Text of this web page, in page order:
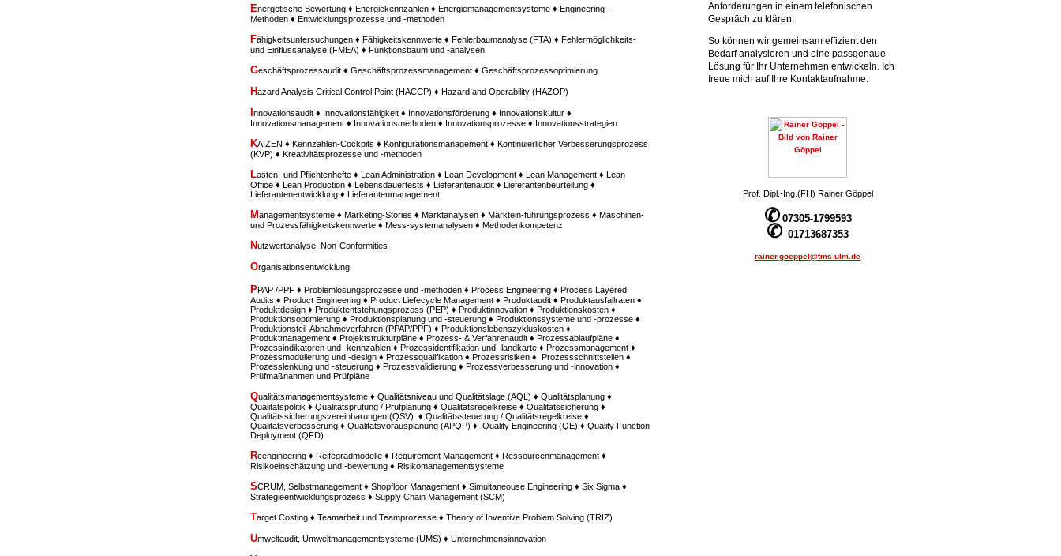
Energetische Bewertung ♦ Energiekennzahlen ♦ Energiemanagementsysteme ♦ Engineering -
Methoden ♦ Entwicklungsprozesse und -methoden
Fähigkeitsuntersuchungen ♦ Fähigkeitskennwerte ♦ Fehlerbaumanalyse (FTA) ♦ Fehlermöglichkeits-
und Einflussanalyse (FMEA) ♦ Funktionsbaum und -analysen
Geschäftsprozessaudit ♦ Geschäftsprozessmanagement ♦ Geschäftsprozessoptimierung
Hazard Analysis Critical Control Point (HACCP) ♦ Hazard and Operability (HAZOP)
nnovationsaudit ♦ Innovationsfähigkeit ♦ Innovationsförderung ♦ Innovationskultur ♦
Innovationsmanagement ♦ Innovationsmethoden ♦ Innovationsprozesse ♦ Innovationsstrategien
KAIZEN ♦ Kennzahlen-Cockpits ♦ Konfigurationsmanagement ♦ Kontinuierlicher Verbesserungsprozess
(KVP) ♦ Kreativitätsprozesse und -methoden
Lasten- und Pflichtenhefte ♦ Lean Administration ♦ Lean Development ♦ Lean Management ♦ Lean
Office ♦ Lean Production ♦ Lebensdauertests ♦ Lieferantenaudit ♦ Lieferantenbeurteilung ♦
Lieferantenentwicklung ♦ Lieferantenmanagement
Managementsysteme ♦ Marketing-Stories ♦ Marktanalysen ♦ Marktein-führungsprozess ♦ Maschinen-
und Prozessfähigkeitskennwerte ♦ Mess-systemanalysen ♦ Methodenkompetenz
Nutzwertanalyse, Non-Conformities
Organisationsentwicklung
PPAP /PPF ♦ Problemlösungsprozesse und -methoden ♦ Process Engineering ♦ Process Layered
Audits ♦ Product Engineering ♦ Product Liefecycle Management ♦ Produktaudit ♦ Produktausfallraten ♦
Produktdesign ♦ Produktentstehungsprozess (PEP) ♦ Produktinnovation ♦ Produktionskosten ♦
Produktionsoptimierung ♦ Produktionsplanung und -steuerung ♦ Produktionssysteme und -prozesse ♦
Produktionsteil-Abnahmeverfahren (PPAP/PPF) ♦ Produktionslebenszykluskosten ♦
Produktmanagement ♦ Projektstrukturpläne ♦ Prozess- & Verfahrenaudit ♦ Prozessablaufpläne ♦
Prozessindikatoren und -kennzahlen ♦ Prozessidentifikation und -landkarte ♦ Prozessmanagement ♦
Prozessmodulierung und -design ♦ Prozessqualifikation ♦ Prozessrisiken ♦ Prozessschnittstellen ♦
Prozesslenkung und -steuerung ♦ Prozessvalidierung ♦ Prozessverbesserung und -innovation ♦
Prüfmaßnahmen und Prüfpläne
Qualitätsmanagementsysteme ♦ Qualitätsniveau und Qualitätslage (AQL) ♦ Qualitätsplanung ♦
Qualitätspolitik ♦ Qualitätsprüfung / Prüfplanung ♦ Qualitätsregelkreise ♦ Qualitätssicherung ♦
Qualitätssicherungsvereinbarungen (QSV) ♦ Qualitätssteuerung / Qualitätsregelkreise ♦
Qualitätsverbesserung ♦ Qualitätsvorausplanung (APQP) ♦ Quality Engineering (QE) ♦ Quality Function
Deployment (QFD)
Reengineering ♦ Reifegradmodelle ♦ Requirement Management ♦ Ressourcenmanagement ♦
Risikoeinschätzung und -bewertung ♦ Risikomanagementsysteme
SCRUM, Selbstmanagement ♦ Shopfloor Management ♦ Simultaneouse Engineering ♦ Six Sigma ♦
Strategieentwicklungsprozess ♦ Supply Chain Management (SCM)
Target Costing ♦ Teamarbeit und Teamprozesse ♦ Theory of Inventive Problem Solving (TRIZ)
Umweltaudit, Umweltmanagementsysteme (UMS) ♦ Unternehmensinnovation
Anforderungen in einem telefonischen
Gespräch zu klären.
So können wir gemeinsam effizient den
Bedarf analysieren und eine passgenaue
Lösung für Ihr Unternehmen entwickeln. Ich
freue mich auf Ihre Kontaktaufnahme.
Prof. Dipl.-Ing.(FH) Rainer Göppel
✆ 07305-1799593
✆ 01713687353
rainer.goeppel@tms-ulm.de